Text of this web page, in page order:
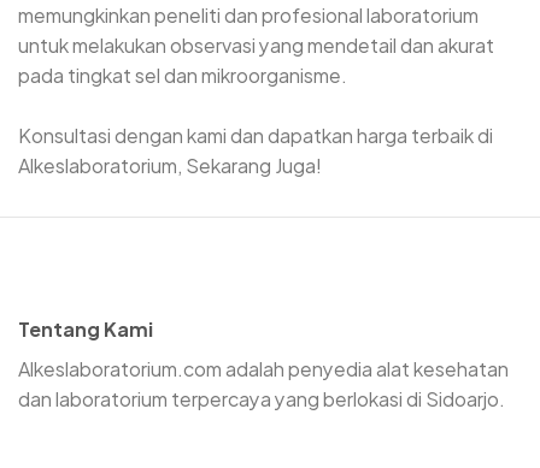
memungkinkan peneliti dan profesional laboratorium
untuk melakukan observasi yang mendetail dan akurat
pada tingkat sel dan mikroorganisme.
Konsultasi dengan kami dan dapatkan harga terbaik di
Alkeslaboratorium, Sekarang Juga!
Tentang Kami
Alkeslaboratorium.com adalah penyedia alat kesehatan
dan laboratorium terpercaya yang berlokasi di Sidoarjo.